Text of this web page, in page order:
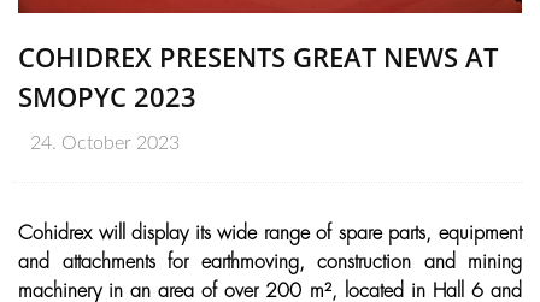
COHIDREX PRESENTS GREAT NEWS AT
SMOPYC 2023
24. October 2023
Cohidrex will display its wide range of spare parts, equipment
and attachments for earthmoving, construction and mining
machinery in an area of over 200 m², located in Hall 6 and